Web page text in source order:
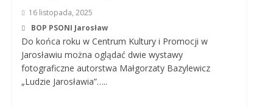
16 listopada, 2025
BOP PSONI Jarosław
Do końca roku w Centrum Kultury i Promocji w
Jarosławiu można oglądać dwie wystawy
fotograficzne autorstwa Małgorzaty Bazylewicz
„Ludzie Jarosławia”…..